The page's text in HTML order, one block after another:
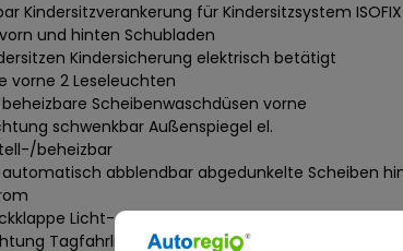
Kindersitzverankerung für Kindersitzsystem ISOFIX
und hinten Schubladen
Kindersicherung elektrisch betätigt
vorne 2 Leseleuchten
Scheibenwaschdüsen vorne
schwenkbar Außenspiegel el.
beheizbar
abblendbar abgedunkelte Scheiben
Licht- und Sicht: LED-Scheinwerfer
Tagfahrlicht